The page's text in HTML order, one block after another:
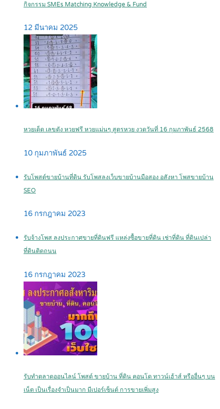
กิจกรรม SMEs Matching Knowledge & Fund
12 มีนาคม 2025
หวยเด็ด เลขดัง หวยฟรี หวยแม่นๆ สูตรหวย งวดวันที่ 16 กุมภาพันธ์ 2568
10 กุมภาพันธ์ 2025
รับโพสต์ขายบ้านที่ดิน รับโพสลงเว็บขายบ้านมือสอง อสังหา โพสขายบ้าน
SEO
16 กรกฎาคม 2023
รับจ้างโพส ลงประกาศขายที่ดินฟรี แหล่งซื้อขายที่ดิน เช่าที่ดิน ที่ดินเปล่า
ที่ดินติดถนน
16 กรกฎาคม 2023
รับทำตลาดออนไลน์ โพสต์ ขายบ้าน ที่ดิน คอนโด ทาวน์เฮ้าส์ หรืออื่นๆ บน
เน็ต เป็นเรื่องจำเป็นมาก มีเปอร์เซ็นต์ การขายเพิ่มสูง